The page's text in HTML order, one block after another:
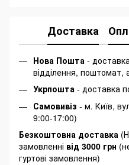
Доставка
Нова Пошта -
відділення, поштомат,
Укрпошта - доставка
Самовивіз - м. Київ,
9:00-17:00)
Безкоштовна доставка
замовленні від 3000 грн
гуртові замовлення)